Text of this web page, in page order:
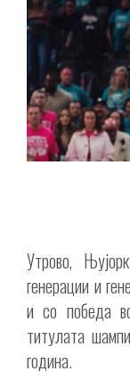
Утрово,
генерации и
и со победа
титулата
година.